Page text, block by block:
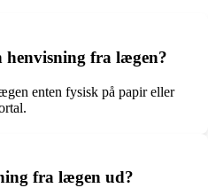
fra lægen?
enten fysisk på papir eller
fra lægen ud?